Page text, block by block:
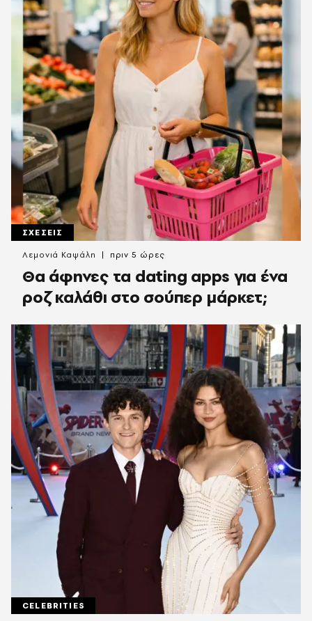
ΣΧΕΣΕΙΣ
Θα άφηνες τα dating apps για ένα
ροζ καλάθι στο σούπερ μάρκετ;
Λεμονιά Καψάλη πριν 5 ώρες
CELEBRITIES